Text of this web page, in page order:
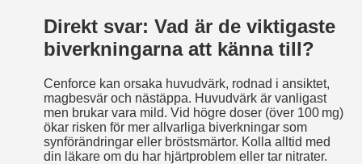
Direkt svar: Vad är de viktigaste
biverkningarna att känna till?
Cenforce kan orsaka huvudvärk, rodnad i ansiktet,
magbesvär och nästäppa. Huvudvärk är vanligast
men brukar vara mild. Vid högre doser (över 100 mg)
ökar risken för mer allvarliga biverkningar som
synförändringar eller bröstsmärtor. Kolla alltid med
din läkare om du har hjärtproblem eller tar nitrater.